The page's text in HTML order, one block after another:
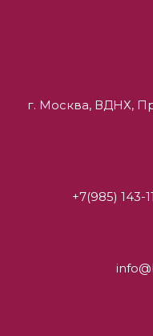
г. Москва, ВДНХ,
+7(985) 143-